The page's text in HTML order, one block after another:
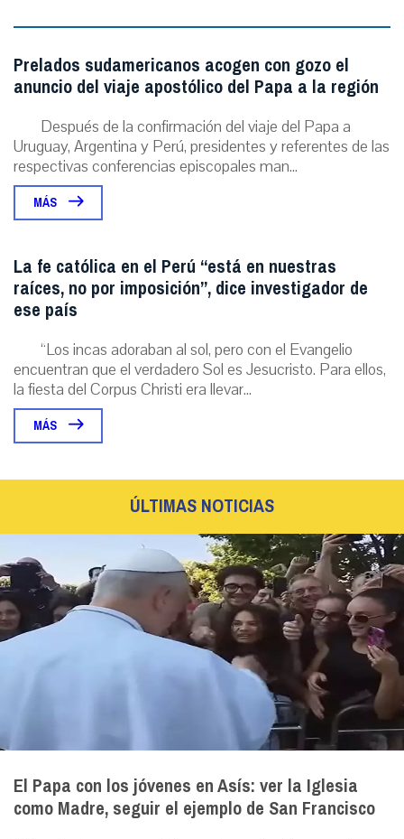
Prelados sudamericanos acogen con gozo el
anuncio del viaje apostólico del Papa a la región
Después de la confirmación del viaje del Papa a
Uruguay, Argentina y Perú, presidentes y referentes de las
respectivas conferencias episcopales man...
MÁS
La fe católica en el Perú “está en nuestras
raíces, no por imposición”, dice investigador de
ese país
“Los incas adoraban al sol, pero con el Evangelio
encuentran que el verdadero Sol es Jesucristo. Para ellos,
la fiesta del Corpus Christi era llevar...
MÁS
ÚLTIMAS NOTICIAS
El Papa con los jóvenes en Asís: ver la Iglesia
como Madre, seguir el ejemplo de San Francisco